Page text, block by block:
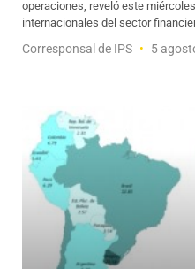
operaciones, reveló este
internacionales del sector
Corresponsal de IPS 5